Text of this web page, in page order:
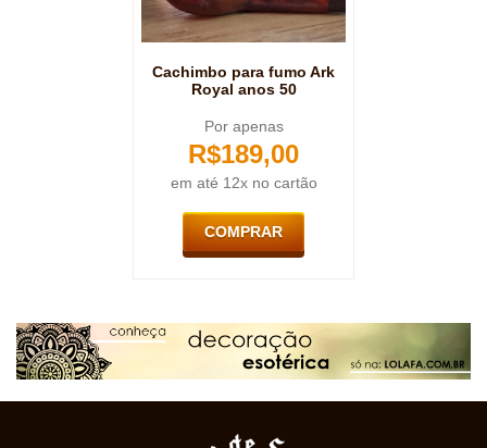
Cachimbo para fumo Ark
Royal anos 50
Por apenas
R$189,00
em até 12x no cartão
COMPRAR